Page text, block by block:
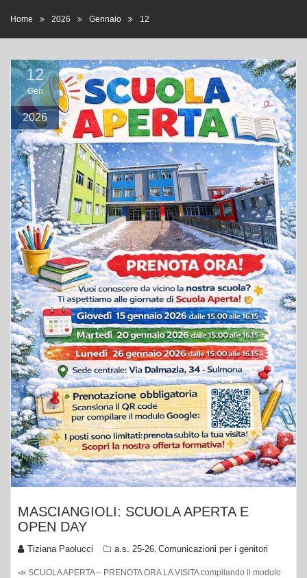
Home 2026 Gennaio 12
12
Gen
2026
MASCIANGIOLI: SCUOLA APERTA E
OPEN DAY
Tiziana Paolucci a.s. 25-26, Comunicazioni per i genitori
📣 SCUOLA APERTA – PRENOTA ORA LA VISITA compilando il modulo